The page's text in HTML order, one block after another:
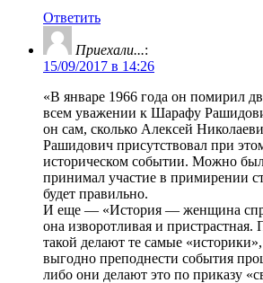
Ответить
Приехали...:
15/09/2017 в 14:26
«В январе 1966 года он помирил
всем уважении к Шарафу
он сам, сколько Алексей
Рашидович присутствовал при
историческом событии. Можно
принимал участие в примирении
будет правильно.
И еще — «История — женщина
она изворотливая и пристрастная.
такой делают те самые
выгодно преподнести события
либо они делают это по приказу